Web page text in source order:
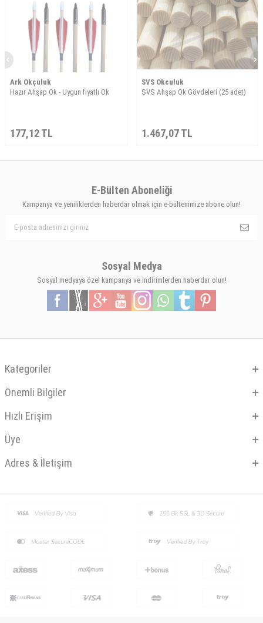
Ark Okçuluk
Hazır Ahşap Ok - Uygun fiyatlı Ok
177,12TL
SVS Okculuk
SVS Ahşap Ok Gövdeleri (25 adet)
1.467,07TL
E-Bülten Aboneliği
Kampanya ve yeniliklerden haberdar olmak için e-bültenimize abone olun!
Sosyal Medya
Sosyal medyaya özel kampanya ve indirimlerden haberdar olun!
Kategoriler
Önemli Bilgiler
Hızlı Erişim
Üye
Adres & İletişim